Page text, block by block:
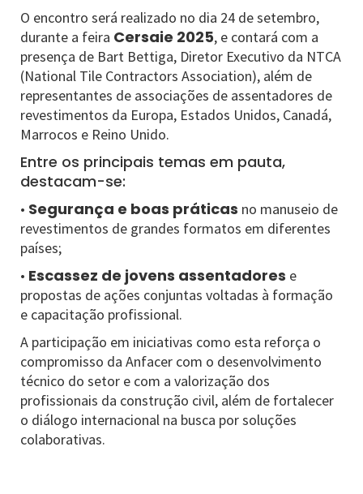
O encontro será realizado no dia 24 de setembro,
durante a feira Cersaie 2025, e contará com a
presença de Bart Bettiga, Diretor Executivo da NTCA
(National Tile Contractors Association), além de
representantes de associações de assentadores de
revestimentos da Europa, Estados Unidos, Canadá,
Marrocos e Reino Unido.
Entre os principais temas em pauta,
destacam-se:
• Segurança e boas práticas no manuseio de
revestimentos de grandes formatos em diferentes
países;
• Escassez de jovens assentadores e
propostas de ações conjuntas voltadas à formação
e capacitação profissional.
A participação em iniciativas como esta reforça o
compromisso da Anfacer com o desenvolvimento
técnico do setor e com a valorização dos
profissionais da construção civil, além de fortalecer
o diálogo internacional na busca por soluções
colaborativas.